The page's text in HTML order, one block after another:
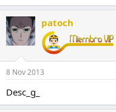
patoch
8 Nov 2013
Desc_g_